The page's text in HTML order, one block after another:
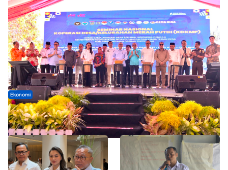
Ekonomi
Seminar di Ternate, Mendes Perkuat Sinergi Percepatan
Kopdes Merah Putih